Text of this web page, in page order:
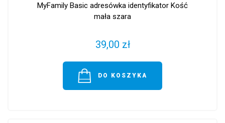
MyFamily Basic adresówka identyfikator Kość
mała szara
39,00 zł
DO KOSZYKA